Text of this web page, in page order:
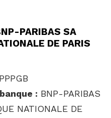
PARIBAS SA
DE PARIS
: BNP-PARIBAS
NATIONALE DE